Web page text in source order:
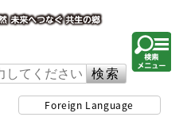
Foreign Language